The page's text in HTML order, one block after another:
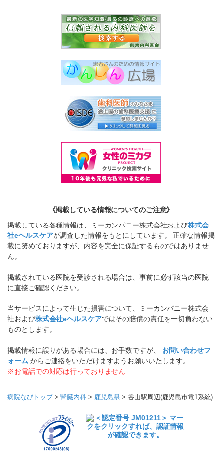
《掲載している情報についてのご注意》
掲載している各種情報は、ミーカンパニー株式会社および株式会
社eヘルスケアが調査した情報をもとにしています。 正確な情報掲
載に努めておりますが、内容を完全に保証するものではありませ
ん。
掲載されている医院を受診される場合は、事前に必ず該当の医院
に直接ご確認ください。
当サービスによって生じた損害について、ミーカンパニー株式会
社および株式会社eヘルスケアではその賠償の責任を一切負わない
ものとします。
掲載情報に誤りがある場合には、お手数ですが、 お問い合わせフ
ォーム からご連絡をいただけますようお願いいたします。
※お電話での対応は行っておりません
病院なびトップ> 腎臓内科 > 鹿児島県 > 谷山駅周辺(鹿児島市電1系統)